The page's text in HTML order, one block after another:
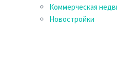
Коммерческая
Новостройки